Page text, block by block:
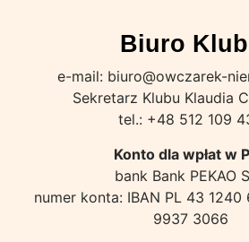
Biuro
e-mail: biuro@owczarek-
Sekretarz Klubu Klaudia
tel.: +48 512 109
Konto dla wpłat w
bank Bank PEKAO
numer konta: IBAN PL 43 1240
9937 3066